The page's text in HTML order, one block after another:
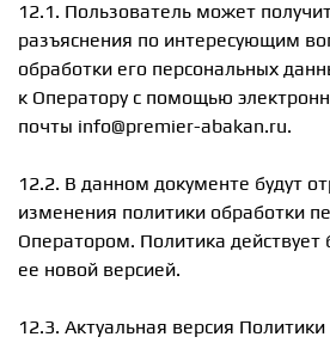
12.1. Пользователь может
разъяснения по интересующим
обработки его персональных
к Оператору с помощью
почты info@premier-abakan.ru.
12.2. В данном документе будут
изменения политики обработки
Оператором. Политика действует
ее новой версией.
12.3. Актуальная версия